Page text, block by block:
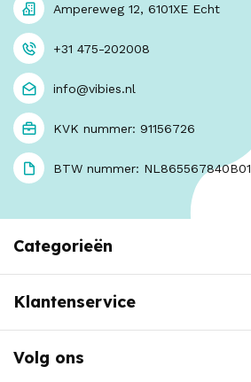
Ampereweg 12, 6101XE Echt
+31 475-202008
info@vibies.nl
KVK nummer: 91156726
BTW nummer: NL865567840B01
Categorieën
Klantenservice
Volg ons